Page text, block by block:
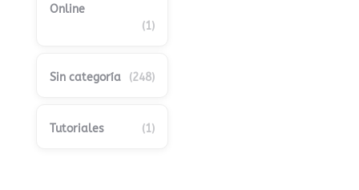
Online
(1)
Sin categoría (248)
Tutoriales (1)